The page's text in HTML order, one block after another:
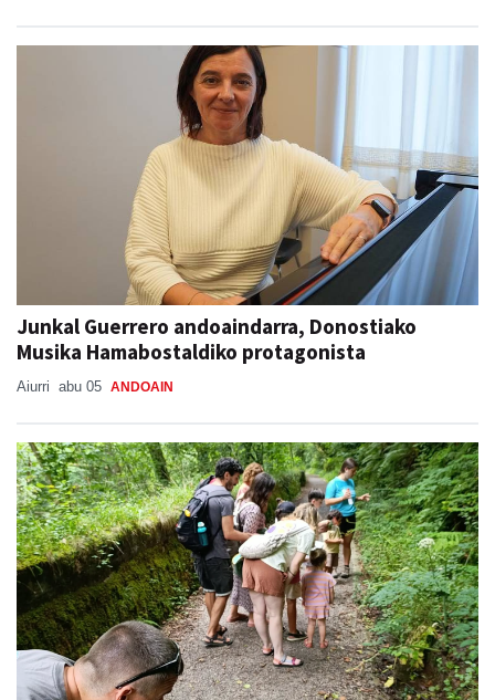
Junkal Guerrero andoaindarra, Donostiako
Musika Hamabostaldiko protagonista
Aiurri abu 05 ANDOAIN